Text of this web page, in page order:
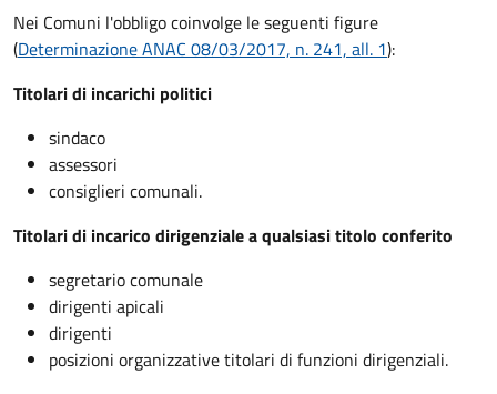
Nei Comuni l'obbligo coinvolge le seguenti figure
(Determinazione ANAC 08/03/2017, n. 241, all. 1):
Titolari di incarichi politici
sindaco
assessori
consiglieri comunali.
Titolari di incarico dirigenziale a qualsiasi titolo conferito
segretario comunale
dirigenti apicali
dirigenti
posizioni organizzative titolari di funzioni dirigenziali.